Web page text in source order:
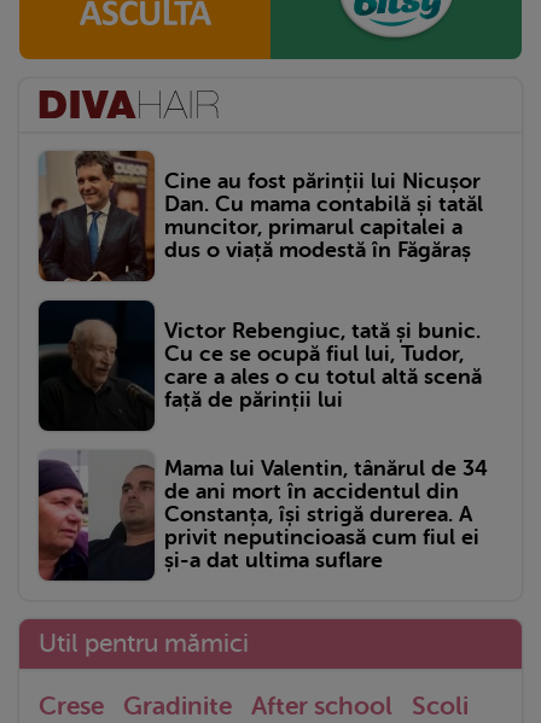
Cine au fost părinții lui Nicușor
Dan. Cu mama contabilă și tatăl
muncitor, primarul capitalei a
dus o viață modestă în Făgăraș
Victor Rebengiuc, tată și bunic.
Cu ce se ocupă fiul lui, Tudor,
care a ales o cu totul altă scenă
față de părinții lui
Mama lui Valentin, tânărul de 34
de ani mort în accidentul din
Constanța, își strigă durerea. A
privit neputincioasă cum fiul ei
și-a dat ultima suflare
Util pentru mămici
Crese Gradinite After school
Scoli